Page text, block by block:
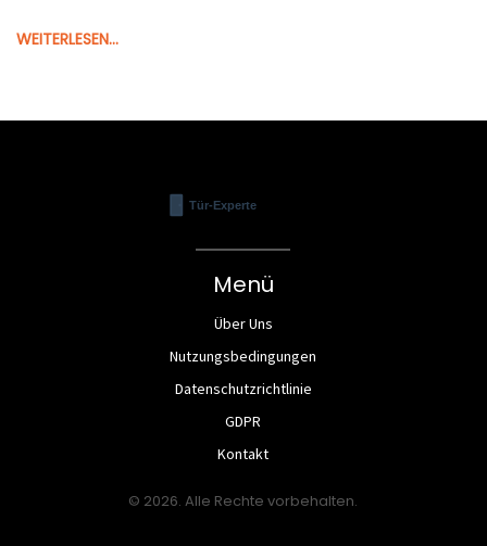
WEITERLESEN...
Menü
Über Uns
Nutzungsbedingungen
Datenschutzrichtlinie
GDPR
Kontakt
© 2026. Alle Rechte vorbehalten.